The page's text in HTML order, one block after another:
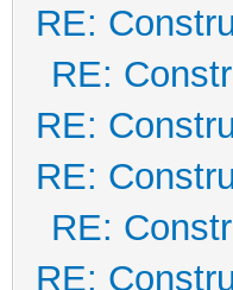
RE:
RE:
RE:
RE:
RE:
RE: